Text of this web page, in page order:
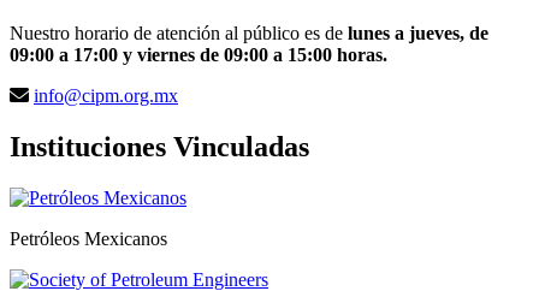
Nuestro horario de atención al público es de lunes a jueves, de
09:00 a 17:00 y viernes de 09:00 a 15:00 horas.
info@cipm.org.mx
Instituciones Vinculadas
Petróleos Mexicanos